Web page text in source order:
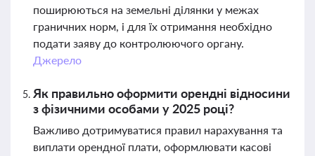
поширюються на земельні ділянки у межах
граничних норм, і для їх отримання необхідно
подати заяву до контролюючого органу.
Джерело
Як правильно оформити орендні відносини
з фізичними особами у 2025 році?
Важливо дотримуватися правил нарахування та
виплати орендної плати, оформлювати касові